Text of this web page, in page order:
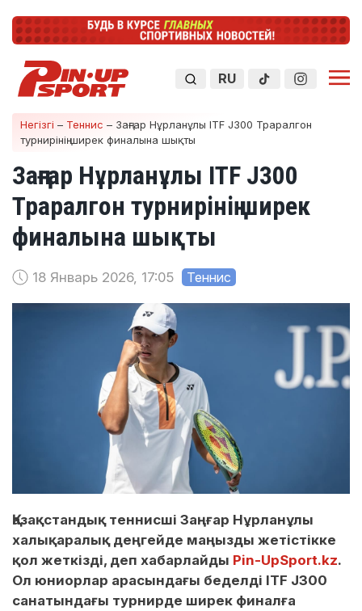
RU
Негізгі – Теннис – Заңғар Нұрланұлы ITF J300 Траралгон
турнирінің ширек финалына шықты
Заңғар Нұрланұлы ITF J300
Траралгон турнирінің ширек
финалына шықты
18 Январь 2026, 17:05 Теннис
Қазақстандық теннисші Заңғар Нұрланұлы
халықаралық деңгейде маңызды жетістікке
қол жеткізді, деп хабарлайды Pin-UpSport.kz.
Ол юниорлар арасындағы беделді ITF J300
санатындағы турнирде ширек финалға